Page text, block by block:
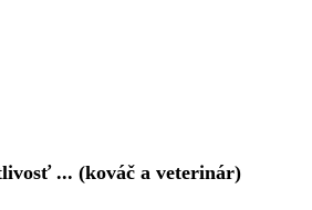
... (kováč a veterinár)